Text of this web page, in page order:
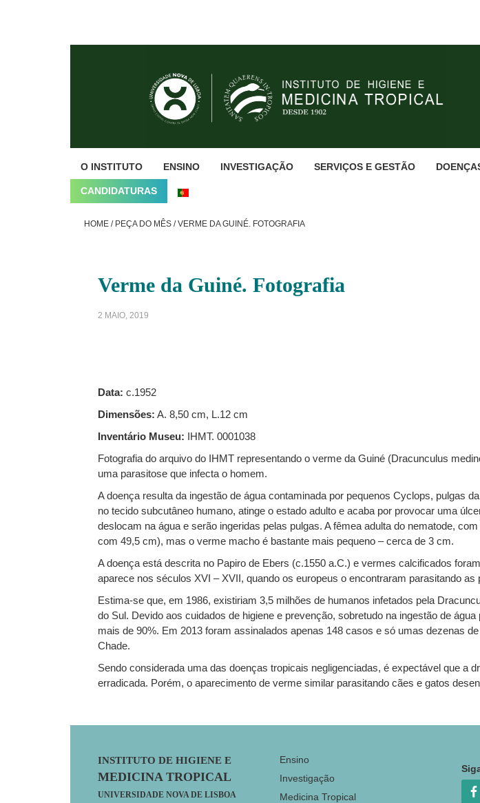
O INSTITUTO ENSINO INVESTIGAÇÃO SERVIÇOS E GESTÃO
CANDIDATURAS
HOME / PEÇA DO MÊS /VERME DA GUINÉ. FOTOGRAFIA
Verme da Guiné. Fotografia
2 MAIO, 2019
Data: c.1952
Dimensões: A. 8,50 cm, L.12 cm
Inventário Museu: IHMT. 0001038
Fotografia do arquivo do IHMT representando o verme da Guiné (Dracunculus
uma parasitose que infecta o homem.
A doença resulta da ingestão de água contaminada por pequenos Cyclops, pulgas
no tecido subcutâneo humano, atinge o estado adulto e acaba por provocar uma
deslocam na água e serão ingeridas pelas pulgas. A fêmea adulta do nematode,
com 49,5 cm), mas o verme macho é bastante mais pequeno – cerca de 3 cm.
A doença está descrita no Papiro de Ebers (c.1550 a.C.) e vermes calcificados
aparece nos séculos XVI – XVII, quando os europeus o encontraram parasitando
Estima-se que, em 1986, existiriam 3,5 milhões de humanos infetados pela
do Sul. Devido aos cuidados de higiene e prevenção, sobretudo na ingestão de
mais de 90%. Em 2013 foram assinalados apenas 148 casos e só umas dezenas
Chade.
Sendo considerada uma das doenças tropicais negligenciadas, é expectável que a
erradicada. Porém, o aparecimento de verme similar parasitando cães e gatos
Footer
INSTITUTO DE HIGIENE E
MEDICINA TROPICAL
UNIVERSIDADE NOVA DE LISBOA
Ensino
Investigação
Medicina Tropical